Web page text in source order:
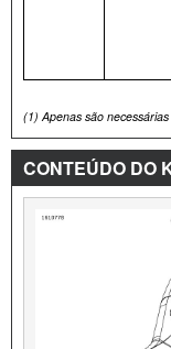
(1) Apenas são
CONTEÚDO DO